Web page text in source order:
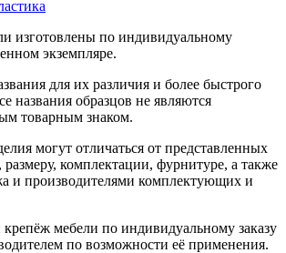
изготовлены по индивидуальному
экземпляре.
для их различия и более быстрого
названия образцов не являются
товарным знаком.
могут отличаться от представленных
размеру, комплектации, фурнитуре, а также
и производителями комплектующих и
мебели по индивидуальному заказу
по возможности её применения.